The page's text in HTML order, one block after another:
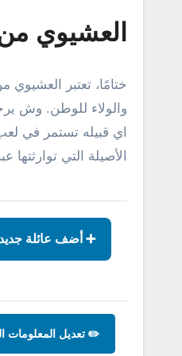
العشيوي
ختامًا، تعتبر العشيوي
والولاء للوطن. وش
اي قبيله تستمر في
الأصيلة التي توارثتها
➕ أضف عائلة
✏️ تعديل المعلومات